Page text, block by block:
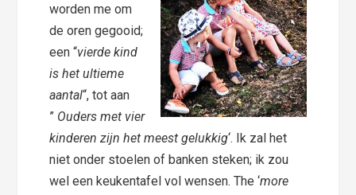
worden me om
de oren gegooid;
een “vierde kind
is het ultieme
aantal“, tot aan
” Ouders met vier
kinderen zijn het meest gelukkig‘. Ik zal het
niet onder stoelen of banken steken; ik zou
wel een keukentafel vol wensen. The ‘more